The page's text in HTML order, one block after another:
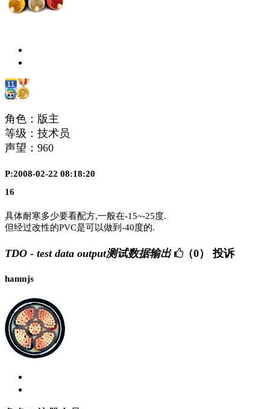
角色：版主
等级：技术员
声望： 960
P:2008-02-22 08:18:20
16
具体耐寒多少要看配方,一般在-15~-25度.
但经过改性的PVC是可以做到 -40度的.
TDO - test data output测试数据输出 （0） 投诉
hanmjs